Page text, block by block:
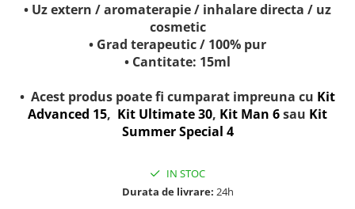
• Uz extern / aromaterapie / inhalare directa / uz
cosmetic
• Grad terapeutic / 100% pur
• Cantitate: 15ml
• Acest produs poate fi cumparat impreuna cu Kit
Advanced 15, Kit Ultimate 30, Kit Man 6sau Kit
Summer Special 4
IN STOC
Durata de livrare: 24h